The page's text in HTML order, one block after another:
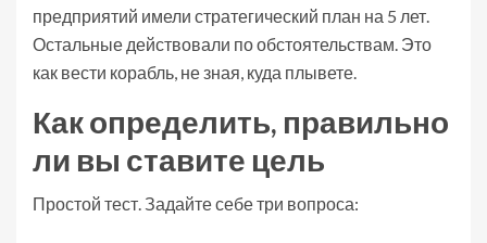
предприятий имели стратегический план на 5 лет.
Остальные действовали по обстоятельствам. Это
как вести корабль, не зная, куда плывете.
Как определить, правильно
ли вы ставите цель
Простой тест. Задайте себе три вопроса: